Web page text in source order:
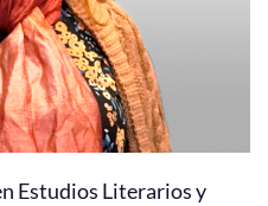
Estudios Literarios y